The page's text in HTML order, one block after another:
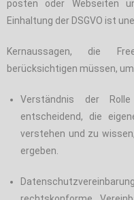
posten oder Webseiten
Einhaltung der DSGVO ist
Kernaussagen, die
berücksichtigen müssen,
Verständnis der
entscheidend, die
verstehen und zu
ergeben.